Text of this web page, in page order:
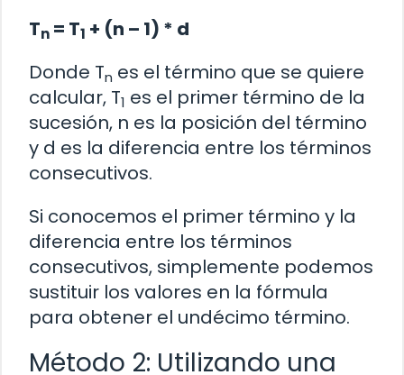
Tn = T1 + (n – 1) * d
Donde Tn es el término que se quiere
calcular, T1 es el primer término de la
sucesión, n es la posición del término
y d es la diferencia entre los términos
consecutivos.
Si conocemos el primer término y la
diferencia entre los términos
consecutivos, simplemente podemos
sustituir los valores en la fórmula
para obtener el undécimo término.
Método 2: Utilizando una